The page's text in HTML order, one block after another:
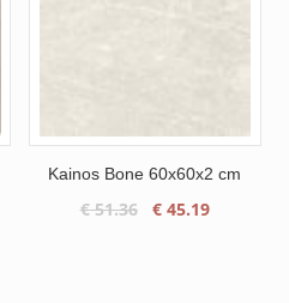
Kainos Bone 60x60x2 cm
€51.36
Le
€ 45.19Le